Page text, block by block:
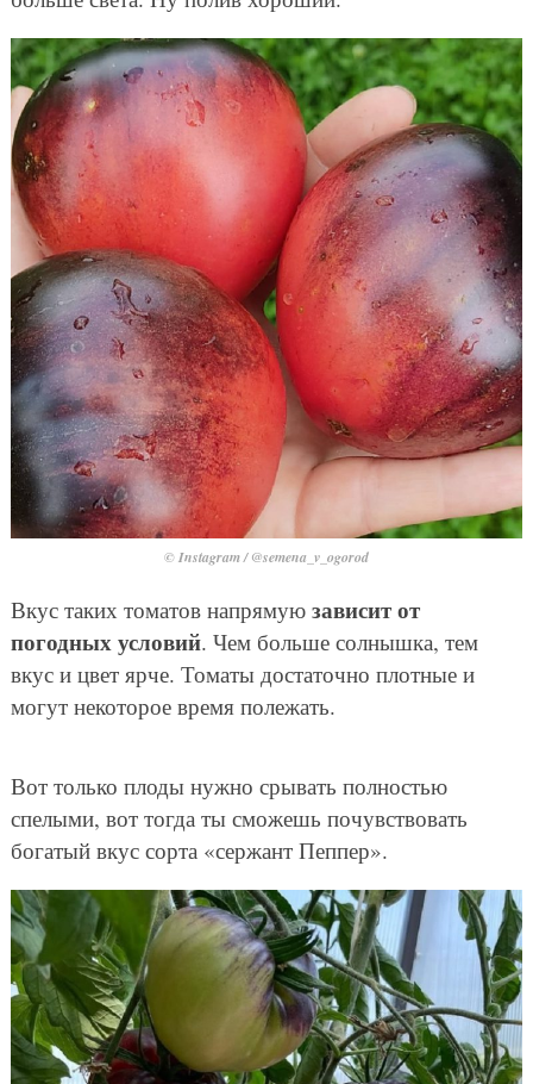
© Instagram / @semena_v_ogorod
Вкус таких томатов напрямую зависит от
погодных условий. Чем больше солнышка, тем
вкус и цвет ярче. Томаты достаточно плотные и
могут некоторое время полежать.
Вот только плоды нужно срывать полностью
спелыми, вот тогда ты сможешь почувствовать
богатый вкус сорта «сержант Пеппер».